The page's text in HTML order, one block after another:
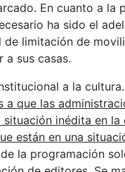
En cuanto a la
ha sido el
limitación de
sus casas.
a la cultura.
que las
inédita en la
están en una
la programación